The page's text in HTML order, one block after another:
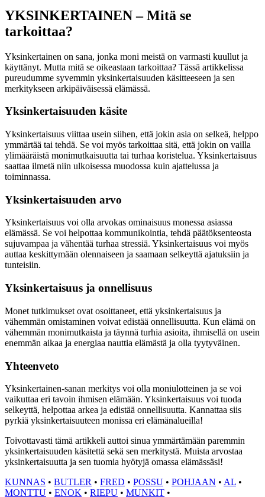
YKSINKERTAINEN – Mitä se
tarkoittaa?
Yksinkertainen on sana, jonka moni meistä on varmasti kuullut ja
käyttänyt. Mutta mitä se oikeastaan tarkoittaa? Tässä artikkelissa
pureudumme syvemmin yksinkertaisuuden käsitteeseen ja sen
merkitykseen arkipäiväisessä elämässä.
Yksinkertaisuuden käsite
Yksinkertaisuus viittaa usein siihen, että jokin asia on selkeä, helppo
ymmärtää tai tehdä. Se voi myös tarkoittaa sitä, että jokin on vailla
ylimääräistä monimutkaisuutta tai turhaa koristelua. Yksinkertaisuus
saattaa ilmetä niin ulkoisessa muodossa kuin ajattelussa ja
toiminnassa.
Yksinkertaisuuden arvo
Yksinkertaisuus voi olla arvokas ominaisuus monessa asiassa
elämässä. Se voi helpottaa kommunikointia, tehdä päätöksenteosta
sujuvampaa ja vähentää turhaa stressiä. Yksinkertaisuus voi myös
auttaa keskittymään olennaiseen ja saamaan selkeyttä ajatuksiin ja
tunteisiin.
Yksinkertaisuus ja onnellisuus
Monet tutkimukset ovat osoittaneet, että yksinkertaisuus ja
vähemmän omistaminen voivat edistää onnellisuutta. Kun elämä on
vähemmän monimutkaista ja täynnä turhia asioita, ihmisellä on usein
enemmän aikaa ja energiaa nauttia elämästä ja olla tyytyväinen.
Yhteenveto
Yksinkertainen-sanan merkitys voi olla moniulotteinen ja se voi
vaikuttaa eri tavoin ihmisen elämään. Yksinkertaisuus voi tuoda
selkeyttä, helpottaa arkea ja edistää onnellisuutta. Kannattaa siis
pyrkiä yksinkertaisuuteen monissa eri elämänalueilla!
Toivottavasti tämä artikkeli auttoi sinua ymmärtämään paremmin
yksinkertaisuuden käsitettä sekä sen merkitystä. Muista arvostaa
yksinkertaisuutta ja sen tuomia hyötyjä omassa elämässäsi!
KUNNAS • BUTLER • FRED • POSSU • POHJAAN • AL •
MONTTU • ENOK • RIEPU • MUNKIT •